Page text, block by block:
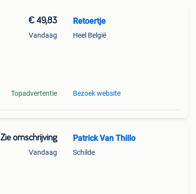
€ 49,83
Vandaag
Topadvertentie
Retoertje
Heel België
Bezoek website
Zie omschrijving
Vandaag
Patrick Van Thillo
Schilde